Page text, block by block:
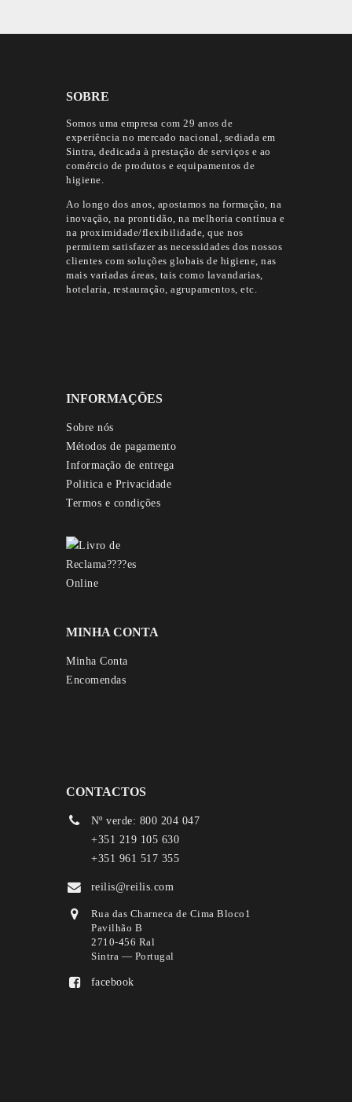
SOBRE
Somos uma empresa com 29 anos de
experiência no mercado nacional, sediada em
Sintra, dedicada à prestação de serviços e ao
comércio de produtos e equipamentos de
higiene.
Ao longo dos anos, apostamos na formação, na
inovação, na prontidão, na melhoria contínua e
na proximidade/flexibilidade, que nos
permitem satisfazer as necessidades dos nossos
clientes com soluções globais de higiene, nas
mais variadas áreas, tais como lavandarias,
hotelaria, restauração, agrupamentos, etc.
INFORMAÇÕES
Sobre nós
Métodos de pagamento
Informação de entrega
Politica e Privacidade
Termos e condições
MINHA CONTA
Minha Conta
Encomendas
CONTACTOS
Nº verde: 800 204 047
+351 219 105 630
+351 961 517 355
reilis@reilis.com
Rua das Charneca de Cima Bloco1
Pavilhão B
2710-456 Ral
Sintra — Portugal
facebook